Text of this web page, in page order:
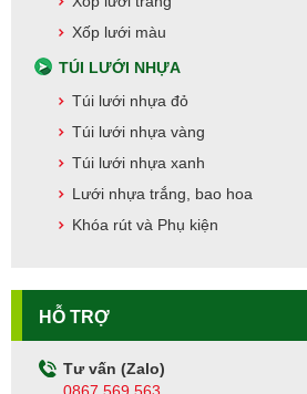
Xốp lưới màu
TÚI LƯỚI NHỰA
Túi lưới nhựa đỏ
Túi lưới nhựa vàng
Túi lưới nhựa xanh
Lưới nhựa trắng, bao hoa
Khóa rút và Phụ kiện
HỖ TRỢ
Tư vấn (Zalo)